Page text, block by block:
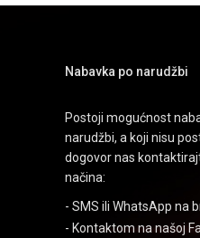
Nabavka po narudžbi
Postoji mogućnost
narudžbi, a koji nisu
dogovor nas
načina:
- SMS ili WhatsApp na
- Kontaktom na našoj